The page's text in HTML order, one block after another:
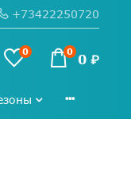
+73422250720
0 0 0 ₽